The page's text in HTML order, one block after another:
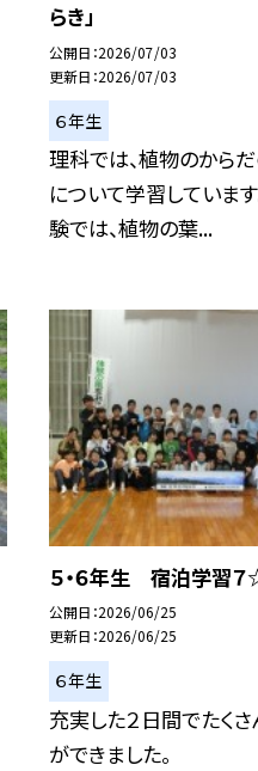
らき」
公開日 2026/07/03
更新日 2026/07/03
６年生
理科では、植物のから
について学習していま
験では、植物の葉...
５・６年生 宿泊学習
公開日 2026/06/25
更新日 2026/06/25
６年生
充実した２日間でたく
ができました。